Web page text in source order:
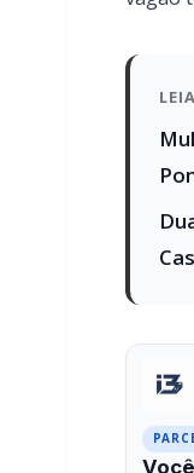
Site